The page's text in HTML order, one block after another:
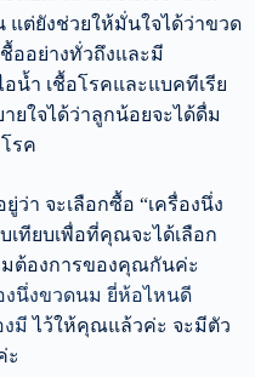
ต่ยังช่วยให้มั่นใจได้ว่าขวด
ออย่างทั่วถึงและมี
น้ำ เชื้อโรคและแบคทีเรีย
ยใจได้ว่าลูกน้อยจะได้ดื่ม
รค
ว่า จะเลือกซื้อ “เครื่องนึ่ง
เทียบเพื่อที่คุณจะได้เลือก
มต้องการของคุณกันค่ะ
งนึ่งขวดนม ยี่ห้อไหนดี
มี ไว้ให้คุณแล้วค่ะ จะมีตัว
ะ